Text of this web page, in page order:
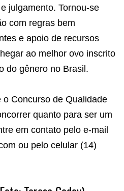
julgamento. Tornou-se
com regras bem
e apoio de recursos
ao melhor ovo inscrito
do gênero no Brasil.
Concurso de Qualidade
quanto para ser um
em contato pelo e-mail
ou pelo celular (14)